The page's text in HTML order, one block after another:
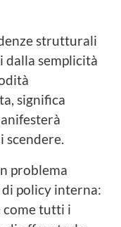
strutturali
semplicità
significa
scendere.
problema
policy interna:
come tutti i